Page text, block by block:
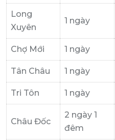
Long
Xuyên
1 ngày
Chợ Mới 1 ngày
Tân Châu 1 ngày
Tri Tôn 1 ngày
Châu Đốc
2 ngày 1
đêm